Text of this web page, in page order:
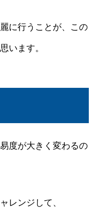
に行うことが、この
います。
度が大きく変わるの
レンジして、